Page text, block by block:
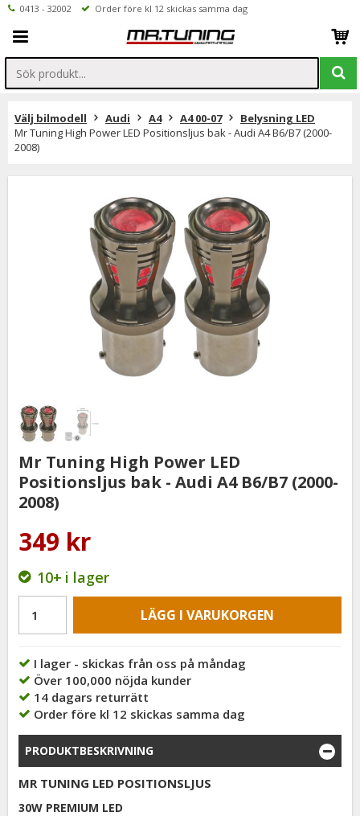
0413 - 32002 Order före kl 12 skickas samma dag
Välj bilmodell Audi A4 A4 00-07
Belysning LED
Mr Tuning High Power LED Positionsljus bak - Audi A4 B6/B7 (2000-
2008)
Mr Tuning High Power LED
Positionsljus bak - Audi A4 B6/B7 (2000-
2008)
349 kr
10+ i lager
LÄGG I VARUKORGEN
I lager - skickas från oss på måndag
Över 100,000 nöjda kunder
14 dagars returrätt
Order före kl 12 skickas samma dag
PRODUKTBESKRIVNING
MR TUNING LED POSITIONSLJUS
30W PREMIUM LED